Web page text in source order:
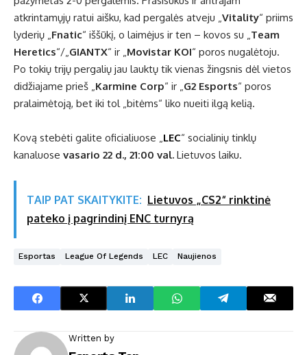
atkrintamųjų ratui aišku, kad pergalės atveju „ Vitality“ priims
lyderių „ Fnatic“ iššūkį, o laimėjus ir ten – kovos su „ Team
Heretics“/„ GIANTX“ ir „ Movistar KOI“ poros nugalėtoju.
Po tokių trijų pergalių jau lauktų tik vienas žingsnis dėl vietos
didžiajame prieš „ Karmine Corp“ ir „ G2 Esports“ poros
pralaimėtoją, bet iki tol „bitėms“ liko nueiti ilgą kelią.
Kovą stebėti galite oficialiuose „ LEC“ socialinių tinklų
kanaluose vasario 22 d., 21:00 val. Lietuvos laiku.
TAIP PAT SKAITYKITE: Lietuvos „CS2“ rinktinė
pateko į pagrindinį ENC turnyrą
Esportas League Of Legends LEC Naujienos
Written by